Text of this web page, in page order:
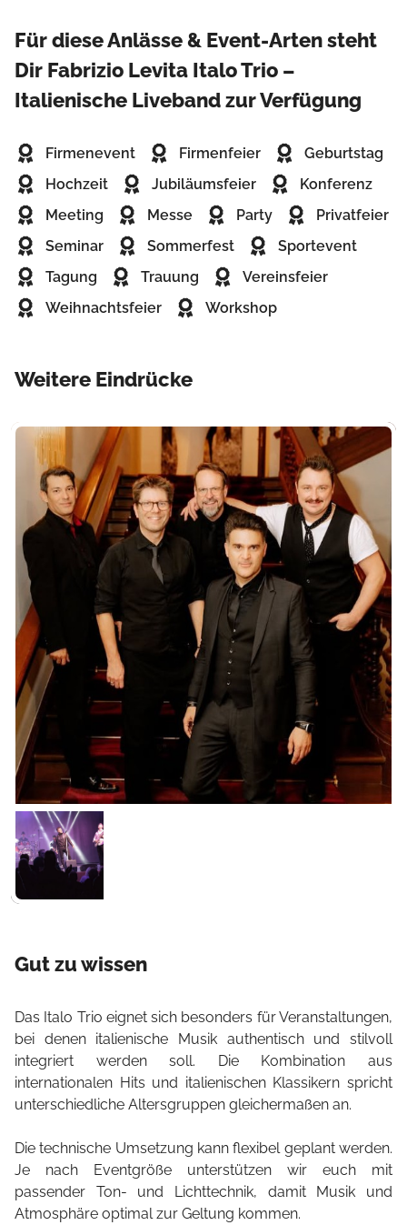
Für diese Anlässe & Event-Arten steht
Dir Fabrizio Levita Italo Trio –
Italienische Liveband zur Verfügung
Firmenevent Firmenfeier
Geburtstag
Hochzeit
Jubiläumsfeier
Konferenz
Meeting
Messe Party
Privatfeier
Seminar
Sommerfest
Sportevent
Tagung
Trauung
Vereinsfeier
Weihnachtsfeier
Workshop
Weitere Eindrücke
Gut zu wissen
Das Italo Trio eignet sich besonders für Veranstaltungen,
bei denen italienische Musik authentisch und stilvoll
integriert werden soll. Die Kombination aus
internationalen Hits und italienischen Klassikern spricht
unterschiedliche Altersgruppen gleichermaßen an.
Die technische Umsetzung kann flexibel geplant werden.
Je nach Eventgröße unterstützen wir euch mit
passender Ton- und Lichttechnik, damit Musik und
Atmosphäre optimal zur Geltung kommen.